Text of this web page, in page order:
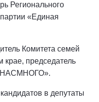
Регионального
«Единая
Комитета семей
крае, председатель
в депутаты